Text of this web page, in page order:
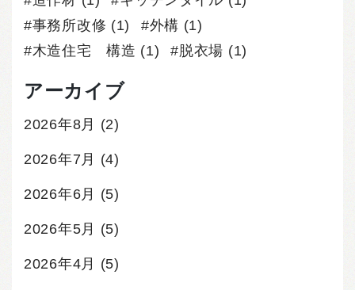
事務所改修 (1) 外構 (1)
木造住宅 構造 (1) 脱衣場 (1)
アーカイブ
2026年8月 (2)
2026年7月 (4)
2026年6月 (5)
2026年5月 (5)
2026年4月 (5)